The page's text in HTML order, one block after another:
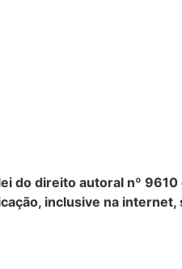
do direito autoral nº
inclusive na